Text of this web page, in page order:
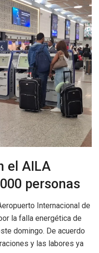
el AILA
personas
Internacional de
la falla energética de
domingo. De acuerdo
y las labores ya